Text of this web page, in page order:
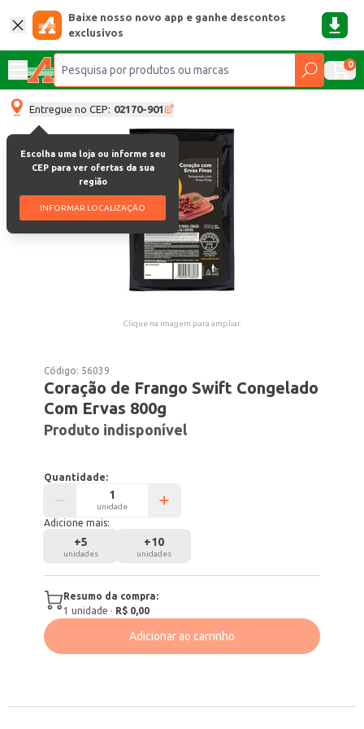
Baixe nosso novo app e ganhe descontos
exclusivos
0
Entregue no CEP: 02170-901
Escolha uma loja ou informe seu
CEP para ver ofertas da sua
região
INFORMAR LOCALIZAÇÃO
Clique na imagem para ampliar.
Código: 56039
Coração de Frango Swift Congelado
Com Ervas 800g
Produto indisponível
Quantidade:
unidade
Adicione mais:
+5
unidades
+10
unidades
Resumo da compra:
1 unidade · R$ 0,00
Adicionar ao carrinho